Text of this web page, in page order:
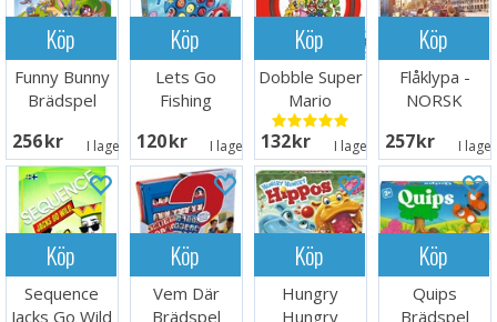
Köp
Funny Bunny
Brädspel
256 SEK I lager: 9
Köp
Lets Go
Fishing
120 SEK I lager: 1
Köp
Dobble Super
Mario
Brädspel
132 SEK I lager: 6
Köp
Flåklypa -
NORSK
257 SEK I
Köp
Sequence
Jacks Go Wild
Köp
Vem Där
Brädspel
Köp
Hungry
Hungry
Köp
Quips
Brädspel